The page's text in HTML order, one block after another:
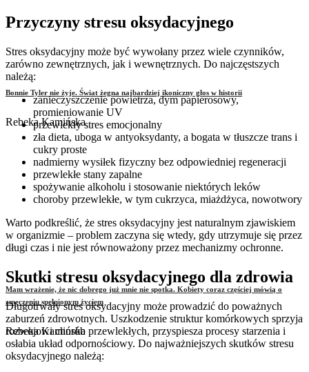
Bonnie Tyler nie żyje. Świat żegna najbardziej ikoniczny głos w historii
Rebeka Kamińska
Mam wrażenie, że nic dobrego już mnie nie spotka. Kobiety coraz częściej mówią o
zmęczeniu spełnionym życiem
Rebeka Kamińska
Przyczyny stresu oksydacyjnego
Stres oksydacyjny może być wywołany przez wiele czynników,
zarówno zewnętrznych, jak i wewnętrznych. Do najczęstszych
należą:
zanieczyszczenie powietrza, dym papierosowy,
promieniowanie UV
przewlekły stres emocjonalny
zła dieta, uboga w antyoksydanty, a bogata w tłuszcze trans i
cukry proste
nadmierny wysiłek fizyczny bez odpowiedniej regeneracji
przewlekłe stany zapalne
spożywanie alkoholu i stosowanie niektórych leków
choroby przewlekłe, w tym cukrzyca, miażdżyca, nowotwory
Warto podkreślić, że stres oksydacyjny jest naturalnym zjawiskiem
w organizmie – problem zaczyna się wtedy, gdy utrzymuje się przez
długi czas i nie jest równoważony przez mechanizmy ochronne.
Skutki stresu oksydacyjnego dla zdrowia
Długotrwały stres oksydacyjny może prowadzić do poważnych
zaburzeń zdrowotnych. Uszkodzenie struktur komórkowych sprzyja
rozwojowi chorób przewlekłych, przyspiesza procesy starzenia i
osłabia układ odpornościowy. Do najważniejszych skutków stresu
oksydacyjnego należą: